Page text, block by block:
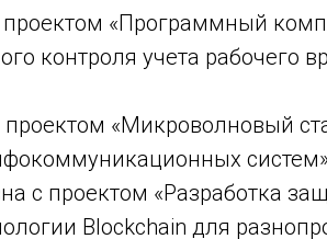
«Программный
контроля учета рабочего
«Микроволновый
с проектом «Разработка
Blockchain для